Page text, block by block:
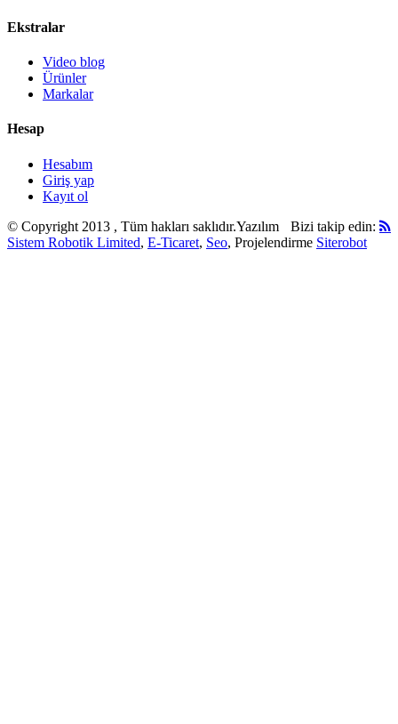
Ekstralar
Video blog
Ürünler
Markalar
Hesap
Hesabım
Giriş yap
Kayıt ol
© Copyright 2013 , Tüm hakları saklıdır.
Bizi takip edin:
Yazılım
Sistem Robotik Limited, E-Ticaret, Seo, Projelendirme Siterobot